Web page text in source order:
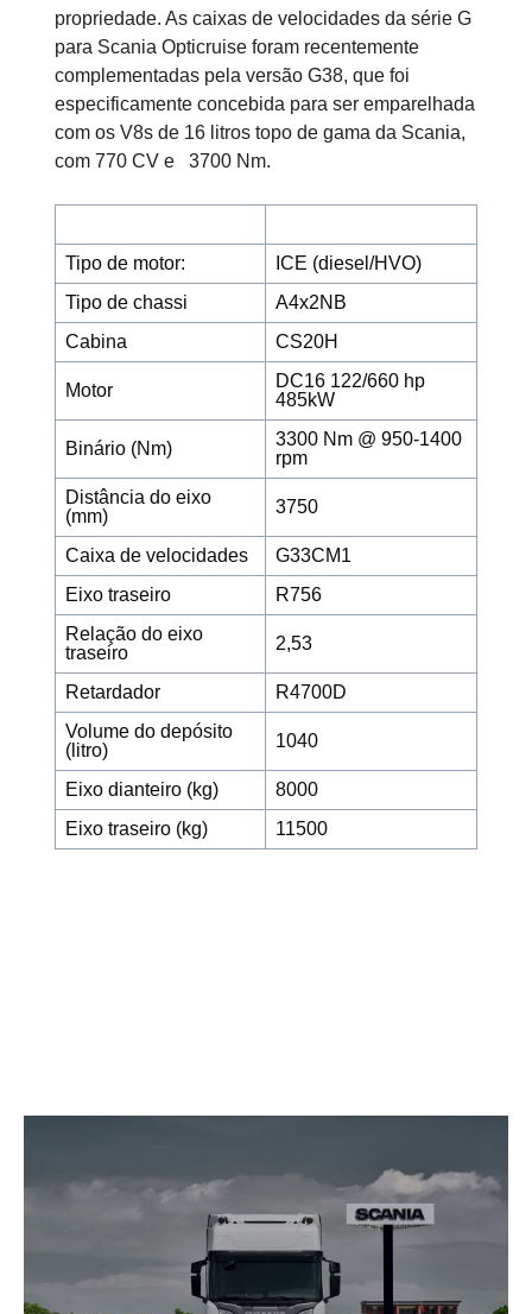
propriedade. As caixas de velocidades da série G
para Scania Opticruise foram recentemente
complementadas pela versão G38, que foi
especificamente concebida para ser emparelhada
com os V8s de 16 litros topo de gama da Scania,
com 770 CV e 3700 Nm.
Tipo de motor:
ICE (diesel/HVO)
Tipo de chassi
A4x2NB
Cabina
CS20H
Motor
DC16 122/660 hp
485kW
Binário (Nm)
3300 Nm @ 950-1400
rpm
Distância do eixo
(mm)
3750
Caixa de velocidades
G33CM1
Eixo traseiro
R756
Relação do eixo
traseiro
2,53
Retardador
R4700D
Volume do depósito
(litro)
1040
Eixo dianteiro (kg)
8000
Eixo traseiro (kg)
11500